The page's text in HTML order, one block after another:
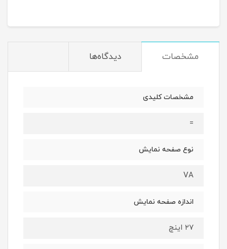
مشخصات دیدگاه‌ها
مشخصات کلیدی
=
نوع صفحه نمایش
VA
اندازه صفحه نمایش
۲۷ اینچ